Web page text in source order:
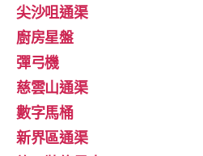
尖沙咀通渠
廚房星盤
彈弓機
慈雲山通渠
數字馬桶
新界區通渠